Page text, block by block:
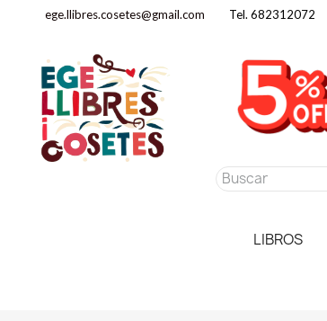
ege.llibres.cosetes@gmail.com Tel. 682312072
LIBROS